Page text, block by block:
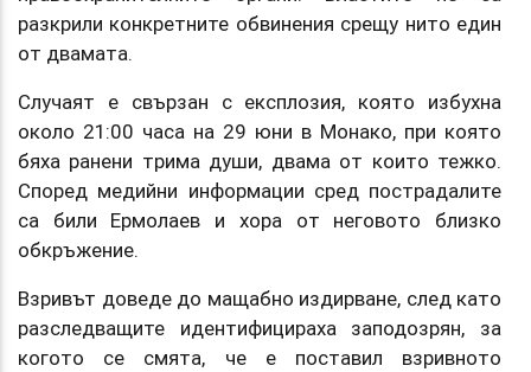
разкрили конкретните обвинения срещу нито един
от двамата.
Случаят е свързан с експлозия, която избухна
около 21:00 часа на 29 юни в Монако, при която
бяха ранени трима души, двама от които тежко.
Според медийни информации сред пострадалите
са били Ермолаев и хора от неговото близко
обкръжение.
Взривът доведе до мащабно издирване, след като
разследващите идентифицираха заподозрян, за
когото се смята, че е поставил взривното